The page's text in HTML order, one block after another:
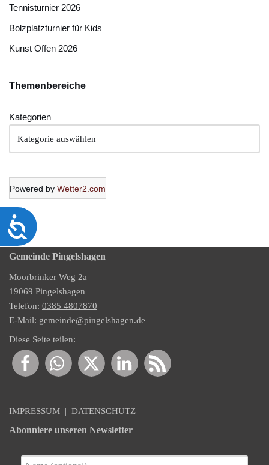
Barrierefreiheit
Tennisturnier 2026
Bolzplatzturnier für Kids
Kunst Offen 2026
Themenbereiche
Kategorien
Powered by Wetter2.com
Gemeinde Pingelshagen
Moorbrinker Weg 2a
19069 Pingelshagen
Telefon: 0385 4807870
E-Mail: gemeinde@pingelshagen.de
Diese Seite teilen:
IMPRESSUM | DATENSCHUTZ
Abonniere unseren Newsletter